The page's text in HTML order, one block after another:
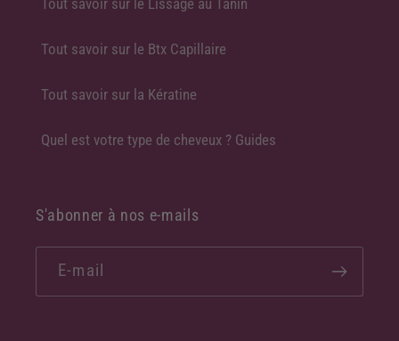
Tout savoir sur le Lissage au Tanin
Tout savoir sur le Btx Capillaire
Tout savoir sur la Kératine
Quel est votre type de cheveux ? Guides
S'abonner à nos e-mails
E-mail